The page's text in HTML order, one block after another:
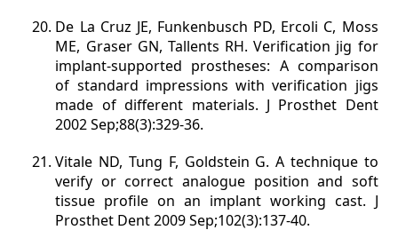
De La Cruz JE, Funkenbusch PD, Ercoli C, Moss
ME, Graser GN, Tallents RH. Verification jig for
implant-supported prostheses: A comparison
of standard impressions with verification jigs
made of different materials. J Prosthet Dent
2002 Sep;88(3):329-36.
Vitale ND, Tung F, Goldstein G. A technique to
verify or correct analogue position and soft
tissue profile on an implant working cast. J
Prosthet Dent 2009 Sep;102(3):137-40.